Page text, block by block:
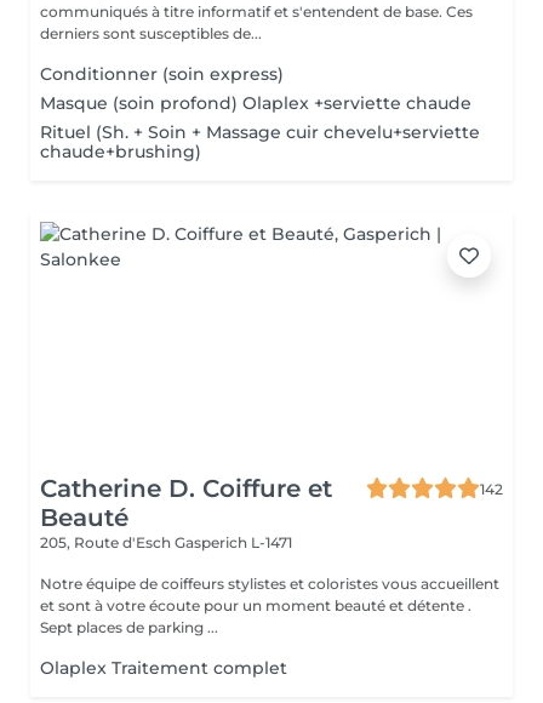
communiqués à titre informatif et s'entendent de base. Ces
derniers sont susceptibles de...
Conditionner (soin express)
Masque (soin profond) Olaplex +serviette chaude
Rituel (Sh. + Soin + Massage cuir chevelu+serviette
chaude+brushing)
Catherine D. Coiffure et
Beauté
142
205, Route d'Esch Gasperich L-1471
Notre équipe de coiffeurs stylistes et coloristes vous accueillent
et sont à votre écoute pour un moment beauté et détente .
Sept places de parking ...
Olaplex Traitement complet